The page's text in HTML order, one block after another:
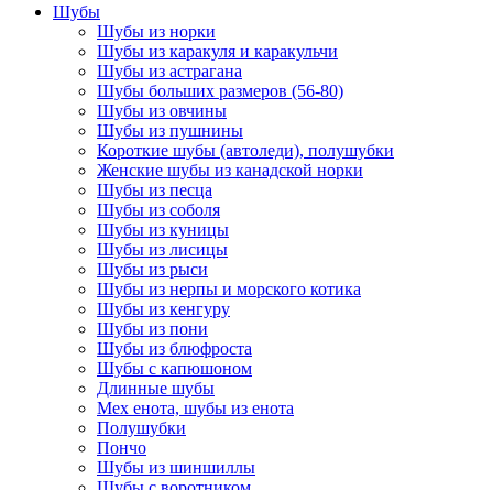
Шубы
Шубы из норки
Шубы из каракуля и каракульчи
Шубы из астрагана
Шубы больших размеров (56-80)
Шубы из овчины
Шубы из пушнины
Короткие шубы (автоледи), полушубки
Женские шубы из канадской норки
Шубы из песца
Шубы из соболя
Шубы из куницы
Шубы из лисицы
Шубы из рыси
Шубы из нерпы и морского котика
Шубы из кенгуру
Шубы из пони
Шубы из блюфроста
Шубы с капюшоном
Длинные шубы
Мех енота, шубы из енота
Полушубки
Пончо
Шубы из шиншиллы